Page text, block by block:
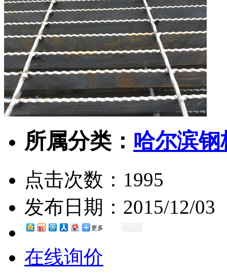
所属分类： 哈尔滨钢
点击次数： 1995
发布日期： 2015/12/03
更多
在线询价